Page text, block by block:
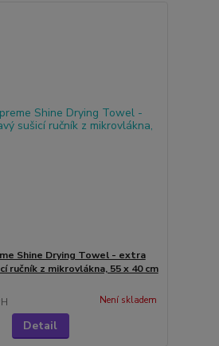
Shine Drying Towel - extra
ručník z mikrovlákna, 55 x 40 cm
Není skladem
Detail